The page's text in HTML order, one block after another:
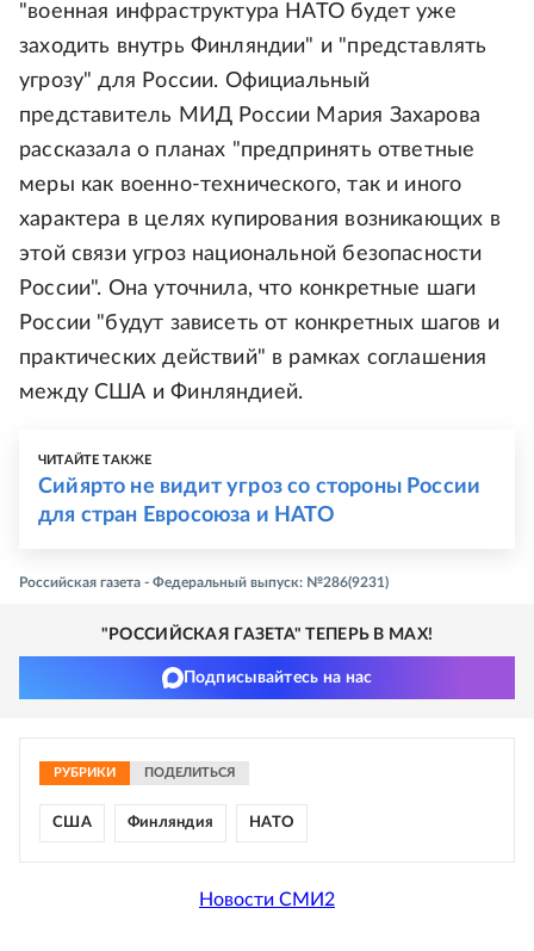
"военная инфраструктура НАТО будет уже
заходить внутрь Финляндии" и "представлять
угрозу" для России. Официальный
представитель МИД России Мария Захарова
рассказала о планах "предпринять ответные
меры как военно-технического, так и иного
характера в целях купирования возникающих в
этой связи угроз национальной безопасности
России". Она уточнила, что конкретные шаги
России "будут зависеть от конкретных шагов и
практических действий" в рамках соглашения
между США и Финляндией.
ЧИТАЙТЕ ТАКЖЕ
Сийярто не видит угроз со стороны России
для стран Евросоюза и НАТО
Российская газета - Федеральный выпуск: №286(9231)
"РОССИЙСКАЯ ГАЗЕТА" ТЕПЕРЬ В MAX!
Подписывайтесь на нас
РУБРИКИ ПОДЕЛИТЬСЯ
США Финляндия НАТО
Новости СМИ2